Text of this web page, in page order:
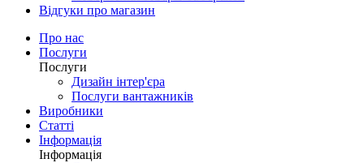
Відгуки про магазин
Про нас
Послуги
Послуги
Дизайн інтер'єра
Послуги вантажників
Виробники
Статті
Інформація
Інформація